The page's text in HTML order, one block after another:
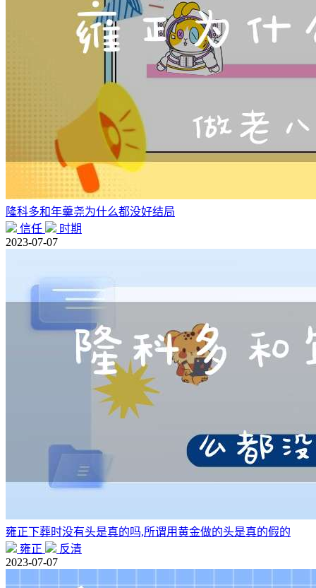
隆科多和年羹尧为什么都没好结局
信任
时期
2023-07-07
雍正下葬时没有头是真的吗,所谓用黄金做的头是真的假的
雍正
反清
2023-07-07